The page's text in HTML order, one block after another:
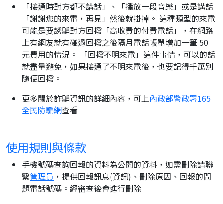
「接通時對方都不講話」、「播放一段音樂」或是講話
「謝謝您的來電，再見」然後就掛掉。 這種類型的來電
可能是要誘騙對方回撥「高收費的付費電話」，在網路
上有網友就有碰過回撥之後隔月電話帳單增加一筆 50
元費用的情況。 「回撥不明來電」這件事情，可以的話
就盡量避免，如果接通了不明來電後，也要記得千萬別
隨便回撥。
更多關於詐騙資訊的詳細內容，可上內政部警政署165
全民防騙網查看
使用規則與條款
手機號碼查詢回報的資料為公開的資料，如需刪除請聯
繫管理員 ，提供回報訊息(資訊)、刪除原因、回報的問
題電話號碼。經審查後會進行刪除